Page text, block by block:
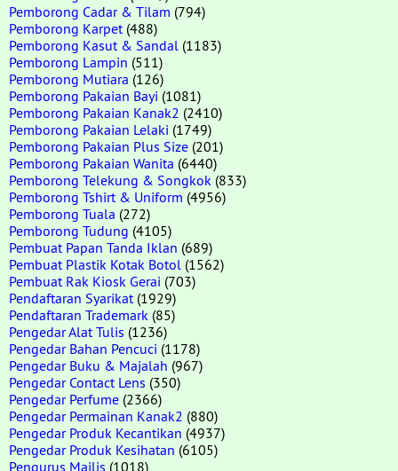
Pemborong Cadar & Tilam (794)
Pemborong Karpet (488)
Pemborong Kasut & Sandal (1183)
Pemborong Lampin (511)
Pemborong Mutiara (126)
Pemborong Pakaian Bayi (1081)
Pemborong Pakaian Kanak2 (2410)
Pemborong Pakaian Lelaki (1749)
Pemborong Pakaian Plus Size (201)
Pemborong Pakaian Wanita (6440)
Pemborong Telekung & Songkok (833)
Pemborong Tshirt & Uniform (4956)
Pemborong Tuala (272)
Pemborong Tudung (4105)
Pembuat Papan Tanda Iklan (689)
Pembuat Plastik Kotak Botol (1562)
Pembuat Rak Kiosk Gerai (703)
Pendaftaran Syarikat (1929)
Pendaftaran Trademark (85)
Pengedar Alat Tulis (1236)
Pengedar Bahan Pencuci (1178)
Pengedar Buku & Majalah (967)
Pengedar Contact Lens (350)
Pengedar Perfume (2366)
Pengedar Permainan Kanak2 (880)
Pengedar Produk Kecantikan (4937)
Pengedar Produk Kesihatan (6105)
Pengurus Majlis (1018)